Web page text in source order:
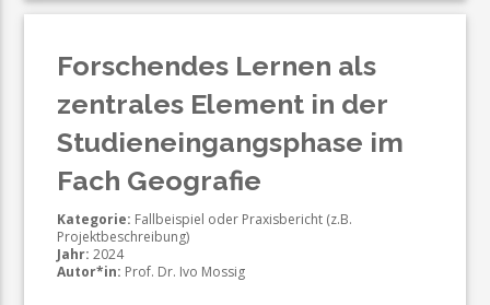
Forschendes Lernen als
zentrales Element in der
Studieneingangsphase im
Fach Geografie
Kategorie: Fallbeispiel oder Praxisbericht (z.B.
Projektbeschreibung)
Jahr: 2024
Autor*in: Prof. Dr. Ivo Mossig